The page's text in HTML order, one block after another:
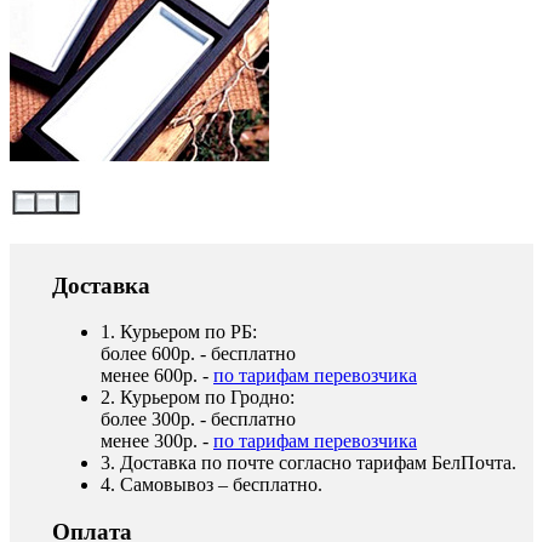
Доставка
1. Курьером по РБ:
более 600р. - бесплатно
менее 600р. - по тарифам перевозчика
2. Курьером по Гродно:
более 300р. - бесплатно
менее 300р. - по тарифам перевозчика
3. Доставка по почте согласно тарифам БелПочта.
4. Самовывоз – бесплатно.
Оплата